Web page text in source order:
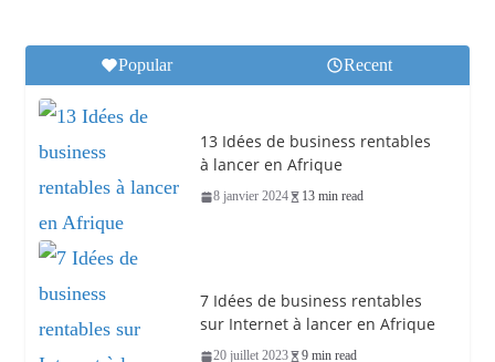
Popular Recent
13 Idées de business rentables
à lancer en Afrique
8 janvier 2024 13 min read
7 Idées de business rentables
sur Internet à lancer en Afrique
20 juillet 2023 9 min read